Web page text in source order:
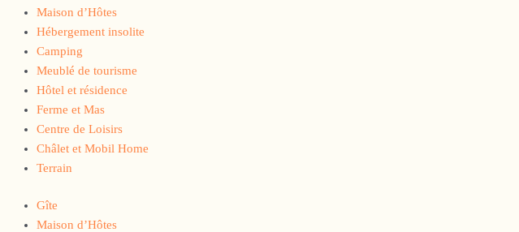
Maison d’Hôtes
Hébergement insolite
Camping
Meublé de tourisme
Hôtel et résidence
Ferme et Mas
Centre de Loisirs
Châlet et Mobil Home
Terrain
Gîte
Maison d’Hôtes